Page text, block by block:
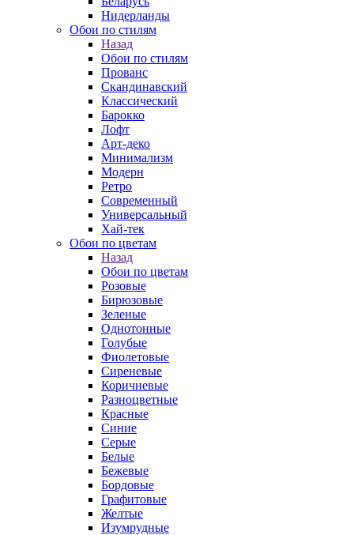
Нидерланды
Обои по стилям
Назад
Обои по стилям
Прованс
Скандинавский
Классический
Барокко
Лофт
Арт-деко
Минимализм
Модерн
Ретро
Современный
Универсальный
Хай-тек
Обои по цветам
Назад
Обои по цветам
Розовые
Бирюзовые
Зеленые
Однотонные
Голубые
Фиолетовые
Сиреневые
Коричневые
Разноцветные
Красные
Синие
Серые
Белые
Бежевые
Бордовые
Графитовые
Желтые
Изумрудные